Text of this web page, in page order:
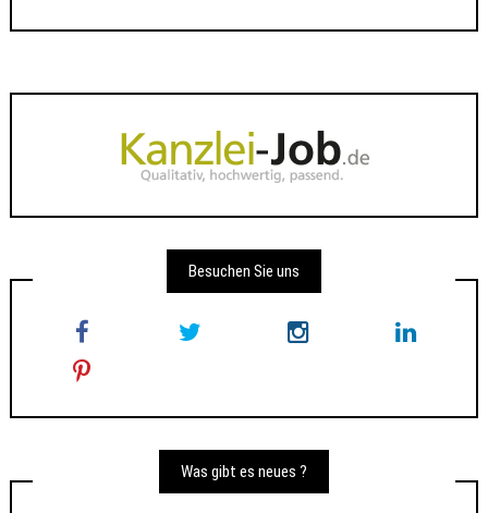
Besuchen Sie uns
Was gibt es neues ?